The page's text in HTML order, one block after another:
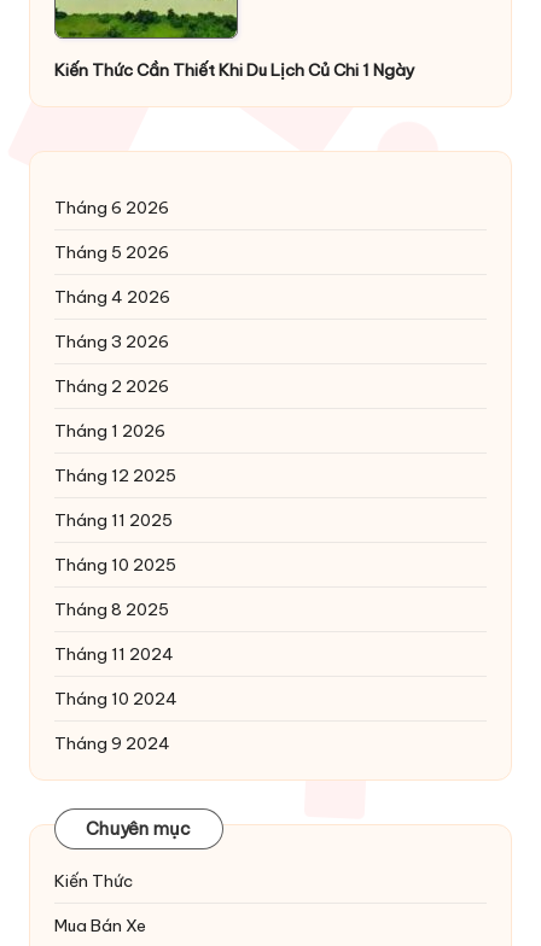
Kiến Thức Cần Thiết Khi Du Lịch Củ Chi 1 Ngày
Tháng 6 2026
Tháng 5 2026
Tháng 4 2026
Tháng 3 2026
Tháng 2 2026
Tháng 1 2026
Tháng 12 2025
Tháng 11 2025
Tháng 10 2025
Tháng 8 2025
Tháng 11 2024
Tháng 10 2024
Tháng 9 2024
Chuyên mục
Kiến Thức
Mua Bán Xe